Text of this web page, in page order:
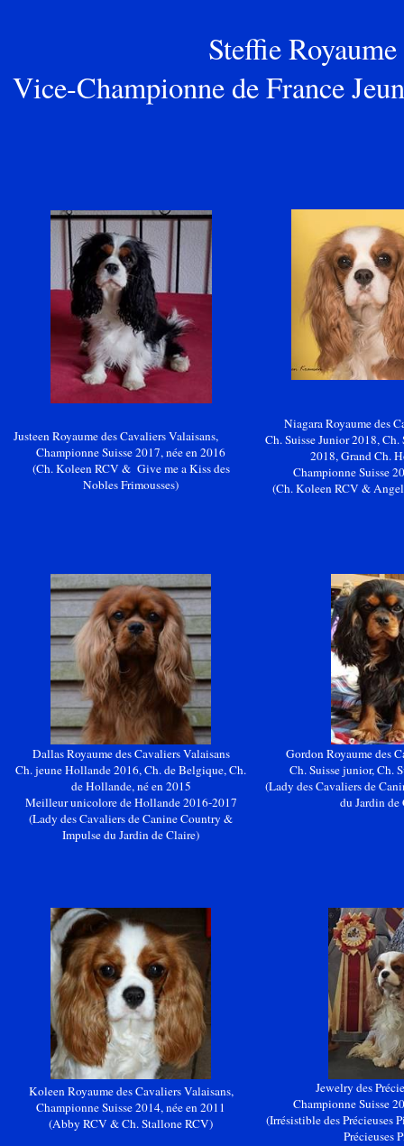
SteffieRoyaume
Vice-Championne de France
JusteenRoyaume des Cavaliers Valaisans,
Championne Suisse 2017, née en 2016
(Ch.KoleenRCV & Giveme a Kiss des
Nobles Frimousses)
Niagara Royaume des
Ch. Suisse Junior 2018, Ch.
2018, Grand Ch.
Championne Suisse
(Ch.KoleenRCV &
Dallas Royaume des Cavaliers Valaisans
Ch. jeune Hollande 2016, Ch. de Belgique, Ch.
de Hollande, né en 2015
Meilleur unicolore de Hollande 2016-2017
(Lady des Cavaliers de Canine Country &
Impulse du Jardin de Claire)
Gordon Royaume des
Ch. Suisse junior, Ch.
(Lady des Cavaliers de
du Jardin de
KoleenRoyaume des Cavaliers Valaisans,
Championne Suisse 2014, née en 2011
(Abby RCV & Ch. Stallone RCV)
Jewelry des
Championne Suisse
(Irrésistible des Précieuses
Précieuses